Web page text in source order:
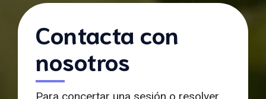
Contacta con
nosotros